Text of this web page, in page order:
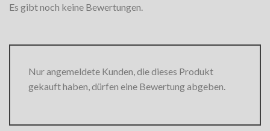
Es gibt noch keine Bewertungen.
Nur angemeldete Kunden, die dieses Produkt
gekauft haben, dürfen eine Bewertung abgeben.